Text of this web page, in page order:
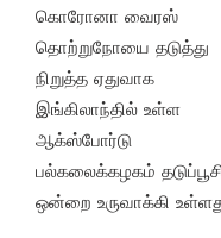
கொரோனா வைரஸ்
தொற்றுநோயை தடுத்து
நிறுத்த ஏதுவாக
இங்கிலாந்தில் உள்ள
ஆக்ஸ்போர்டு
பல்கலைக்கழகம் தடுப்பூசி
ஒன்றை உருவாக்கி